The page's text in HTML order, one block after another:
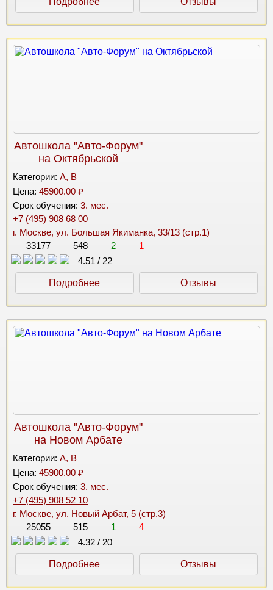
Автошкола "Авто-Форум"
на Октябрьской
Категории: A, B
Цена: 45900.00 ₽
Срок обучения: 3. мес.
+7 (495) 908 68 00
г. Москве, ул. Большая Якиманка, 33/13 (стр.1)
33177
548 2
1
4.51 / 22
Подробнее Отзывы
Автошкола "Авто-Форум"
на Новом Арбате
Категории: A, B
Цена: 45900.00 ₽
Срок обучения: 3. мес.
+7 (495) 908 52 10
г. Москве, ул. Новый Арбат, 5 (стр.3)
25055
515 1
4
4.32 / 20
Подробнее Отзывы